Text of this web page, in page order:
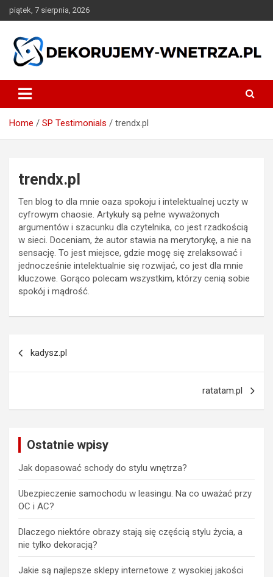
Skip
to
piątek, 7 sierpnia, 2026
dekorujemy-wnetrza.pl
Home SP Testimonials trendx.pl
trendx.pl
Ten blog to dla mnie oaza spokoju i intelektualnej uczty w
cyfrowym chaosie. Artykuły są pełne wyważonych
argumentów i szacunku dla czytelnika, co jest rzadkością
w sieci. Doceniam, że autor stawia na merytorykę, a nie na
sensację. To jest miejsce, gdzie mogę się zrelaksować i
jednocześnie intelektualnie się rozwijać, co jest dla mnie
kluczowe. Gorąco polecam wszystkim, którzy cenią sobie
spokój i mądrość.
wpisu
kadysz.pl
ratatam.pl
Ostatnie wpisy
Jak dopasować schody do stylu wnętrza?
Ubezpieczenie samochodu w leasingu. Na co uważać przy
OC i AC?
Dlaczego niektóre obrazy stają się częścią stylu życia, a
nie tylko dekoracją?
Jakie są najlepsze sklepy internetowe z wysokiej jakości